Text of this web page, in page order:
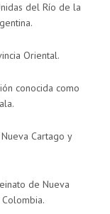
del Río de la
Oriental.
conocida como
Cartago y
de Nueva